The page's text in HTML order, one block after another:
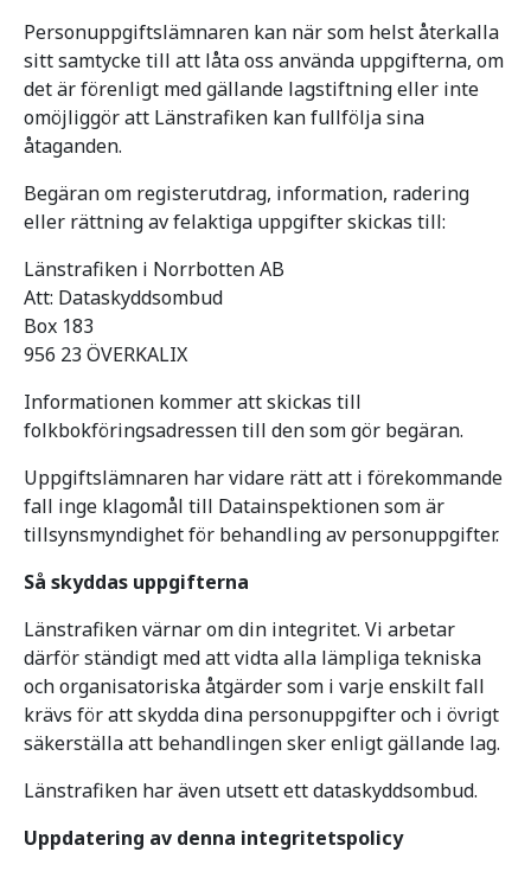
Personuppgiftslämnaren kan när som helst återkalla
sitt samtycke till att låta oss använda uppgifterna, om
det är förenligt med gällande lagstiftning eller inte
omöjliggör att Länstrafiken kan fullfölja sina
åtaganden.
Begäran om registerutdrag, information, radering
eller rättning av felaktiga uppgifter skickas till:
Länstrafiken i Norrbotten AB
Att: Dataskyddsombud
Box 183
956 23 ÖVERKALIX
Informationen kommer att skickas till
folkbokföringsadressen till den som gör begäran.
Uppgiftslämnaren har vidare rätt att i förekommande
fall inge klagomål till Datainspektionen som är
tillsynsmyndighet för behandling av personuppgifter.
Så skyddas uppgifterna
Länstrafiken värnar om din integritet. Vi arbetar
därför ständigt med att vidta alla lämpliga tekniska
och organisatoriska åtgärder som i varje enskilt fall
krävs för att skydda dina personuppgifter och i övrigt
säkerställa att behandlingen sker enligt gällande lag.
Länstrafiken har även utsett ett dataskyddsombud.
Uppdatering av denna integritetspolicy